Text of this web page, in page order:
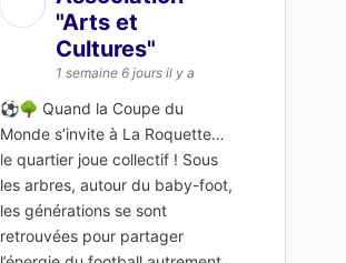
"Arts et
Cultures"
1 semaine 6 jours il y a
⚽🌳 Quand la Coupe du
Monde s’invite à La Roquette…
le quartier joue collectif ! Sous
les arbres, autour du baby-foot,
les générations se sont
retrouvées pour partager